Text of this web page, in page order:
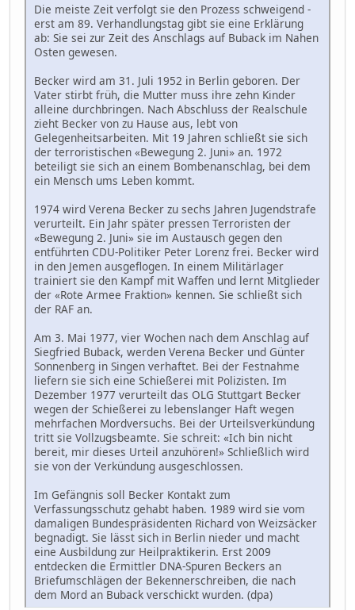
Die meiste Zeit verfolgt sie den Prozess schweigend -
erst am 89. Verhandlungstag gibt sie eine Erklärung
ab: Sie sei zur Zeit des Anschlags auf Buback im Nahen
Osten gewesen.
Becker wird am 31. Juli 1952 in Berlin geboren. Der
Vater stirbt früh, die Mutter muss ihre zehn Kinder
alleine durchbringen. Nach Abschluss der Realschule
zieht Becker von zu Hause aus, lebt von
Gelegenheitsarbeiten. Mit 19 Jahren schließt sie sich
der terroristischen «Bewegung 2. Juni» an. 1972
beteiligt sie sich an einem Bombenanschlag, bei dem
ein Mensch ums Leben kommt.
1974 wird Verena Becker zu sechs Jahren Jugendstrafe
verurteilt. Ein Jahr später pressen Terroristen der
«Bewegung 2. Juni» sie im Austausch gegen den
entführten CDU-Politiker Peter Lorenz frei. Becker wird
in den Jemen ausgeflogen. In einem Militärlager
trainiert sie den Kampf mit Waffen und lernt Mitglieder
der «Rote Armee Fraktion» kennen. Sie schließt sich
der RAF an.
Am 3. Mai 1977, vier Wochen nach dem Anschlag auf
Siegfried Buback, werden Verena Becker und Günter
Sonnenberg in Singen verhaftet. Bei der Festnahme
liefern sie sich eine Schießerei mit Polizisten. Im
Dezember 1977 verurteilt das OLG Stuttgart Becker
wegen der Schießerei zu lebenslanger Haft wegen
mehrfachen Mordversuchs. Bei der Urteilsverkündung
tritt sie Vollzugsbeamte. Sie schreit: «Ich bin nicht
bereit, mir dieses Urteil anzuhören!» Schließlich wird
sie von der Verkündung ausgeschlossen.
Im Gefängnis soll Becker Kontakt zum
Verfassungsschutz gehabt haben. 1989 wird sie vom
damaligen Bundespräsidenten Richard von Weizsäcker
begnadigt. Sie lässt sich in Berlin nieder und macht
eine Ausbildung zur Heilpraktikerin. Erst 2009
entdecken die Ermittler DNA-Spuren Beckers an
Briefumschlägen der Bekennerschreiben, die nach
dem Mord an Buback verschickt wurden. (dpa)